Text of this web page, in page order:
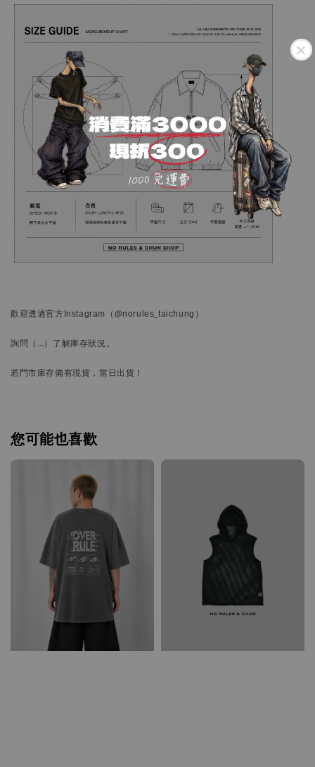
歡迎透過官方Instagram （@norules_taichung）
詢問 （…） 了解庫存狀況。
若門市庫存備有現貨，當日出貨！
您可能也喜歡